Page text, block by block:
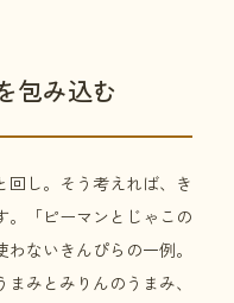
包み込む
回し。そう考えれば、き
。「ピーマンとじゃこの
ないきんぴらの一例。
みとみりんのうまみ、